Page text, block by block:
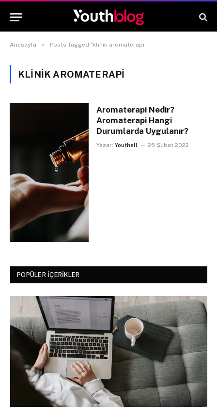
Anasayfa » Posts Tagged "klinik aromaterapi"
KLINIK AROMATERAPI
Aromaterapi Nedir?
Aromaterapi Hangi
Durumlarda Uygulanır?
Yazar: Youthall 28 Şubat 2022
POPÜLER İÇERIKLER